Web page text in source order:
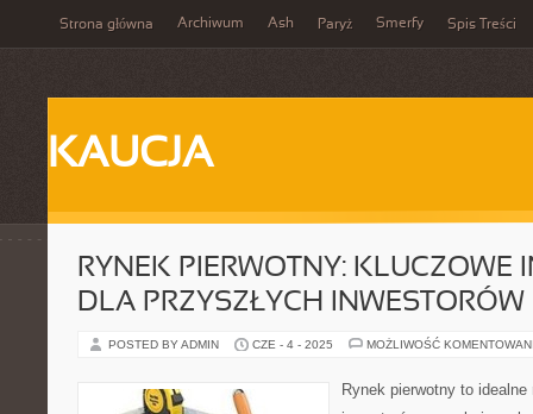
Strona główna Archiwum Ash Paryż Smerfy Spis Treści
KAUCJA
RYNEK PIERWOTNY: KLUCZOWE
DLA PRZYSZŁYCH INWESTORÓW
POSTED BY ADMIN CZE - 4 - 2025 MOŻLIWOŚĆ
Rynek pierwotny to